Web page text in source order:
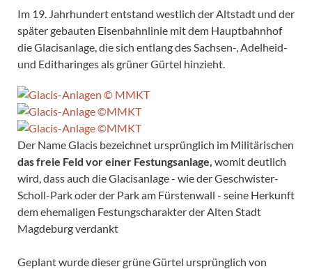
Im 19. Jahrhundert entstand westlich der Altstadt und der
später gebauten Eisenbahnlinie mit dem Hauptbahnhof
die Glacisanlage, die sich entlang des Sachsen-, Adelheid-
und Editharinges als grüner Gürtel hinzieht.
Der Name Glacis bezeichnet ursprünglich im Militärischen
das freie Feld vor einer Festungsanlage, womit deutlich
wird, dass auch die Glacisanlage - wie der Geschwister-
Scholl-Park oder der Park am Fürstenwall - seine Herkunft
dem ehemaligen Festungscharakter der Alten Stadt
Magdeburg verdankt
Geplant wurde dieser grüne Gürtel ursprünglich von